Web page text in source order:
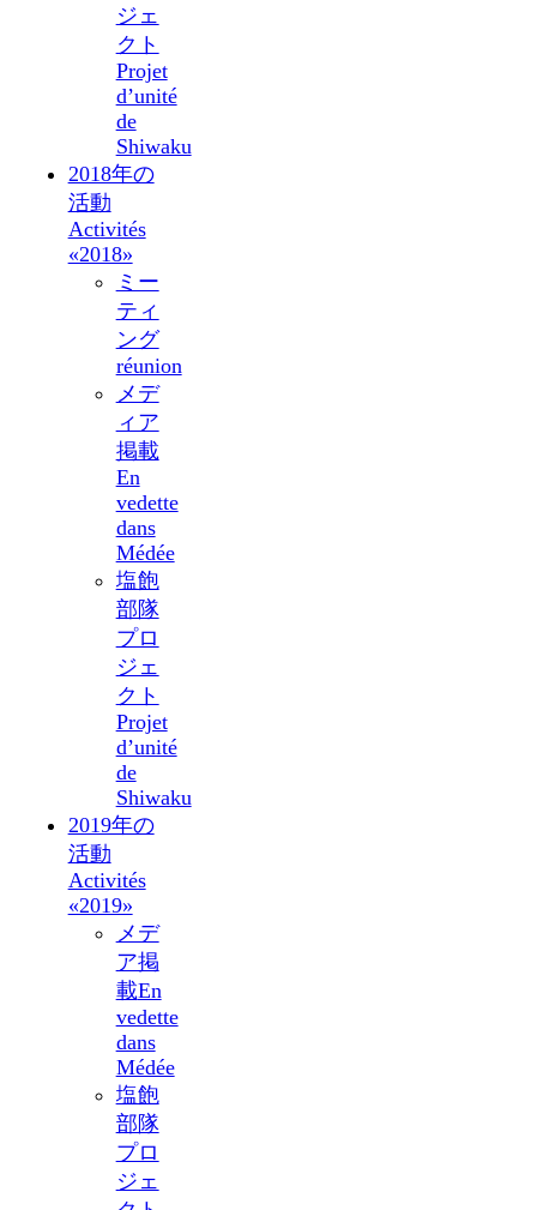
ジェ
クト
Projet
d’unité
de
Shiwaku
2018年の
活動
Activités
«2018»
ミー
ティ
ング
réunion
メデ
ィア
掲載
En
vedette
dans
Médée
塩飽
部隊
プロ
ジェ
クト
Projet
d’unité
de
Shiwaku
2019年の
活動
Activités
«2019»
メデ
ア掲
載En
vedette
dans
Médée
塩飽
部隊
プロ
ジェ